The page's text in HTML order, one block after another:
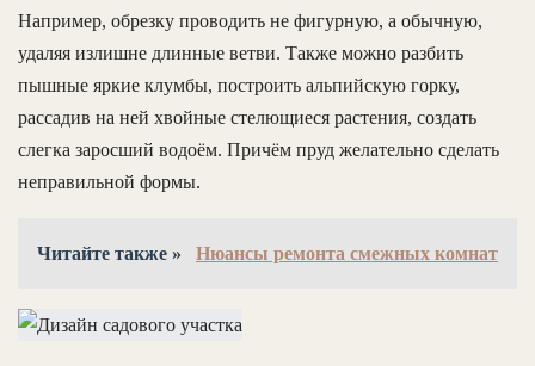
Например, обрезку проводить не фигурную, а обычную,
удаляя излишне длинные ветви. Также можно разбить
пышные яркие клумбы, построить альпийскую горку,
рассадив на ней хвойные стелющиеся растения, создать
слегка заросший водоём. Причём пруд желательно сделать
неправильной формы.
Читайте также » Нюансы ремонта смежных комнат